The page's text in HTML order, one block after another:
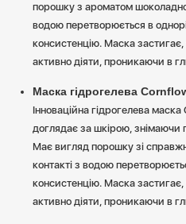
порошку з ароматом
водою перетворюється в
консистенцію. Маска застигає,
активно діяти, проникаючи в
Маска гідрогелева
Інноваційна гідрогелева
доглядає за шкірою, знімаючи
Має вигляд порошку зі
контакті з водою
консистенцію. Маска застигає,
активно діяти, проникаючи в